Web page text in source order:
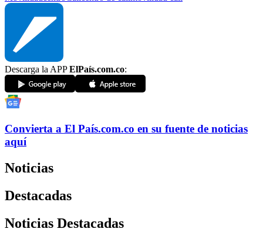
Descarga la APPElPaís.com.co:
Convierta a El País.com.co en su fuente de noticias
aquí
Noticias
Destacadas
Noticias Destacadas